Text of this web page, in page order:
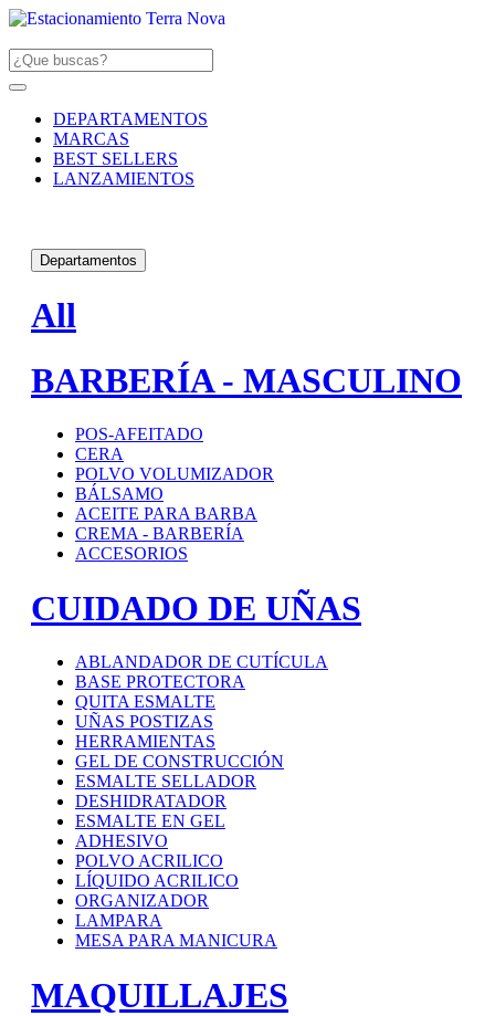
DEPARTAMENTOS
MARCAS
BEST SELLERS
LANZAMIENTOS
Departamentos
All
BARBERÍA - MASCULINO
POS-AFEITADO
CERA
POLVO VOLUMIZADOR
BÁLSAMO
ACEITE PARA BARBA
CREMA - BARBERÍA
ACCESORIOS
CUIDADO DE UÑAS
ABLANDADOR DE CUTÍCULA
BASE PROTECTORA
QUITA ESMALTE
UÑAS POSTIZAS
HERRAMIENTAS
GEL DE CONSTRUCCIÓN
ESMALTE SELLADOR
DESHIDRATADOR
ESMALTE EN GEL
ADHESIVO
POLVO ACRILICO
LÍQUIDO ACRILICO
ORGANIZADOR
LAMPARA
MESA PARA MANICURA
MAQUILLAJES